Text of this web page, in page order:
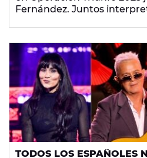
Fernández. Juntos
sociales, tanto que
de la artista han salido en
públicamente.
TODOS LOS ESPAÑOLES